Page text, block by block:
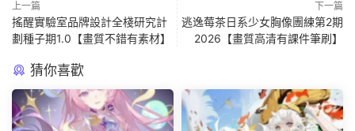
上一篇
搖醒實驗室品牌設計全棧研究計
劃種子期1.0【畫質不錯有素材】
下一篇
逃逸莓茶日系少女胸像團練第2期
2026【畫質高清有課件筆刷】
猜你喜歡